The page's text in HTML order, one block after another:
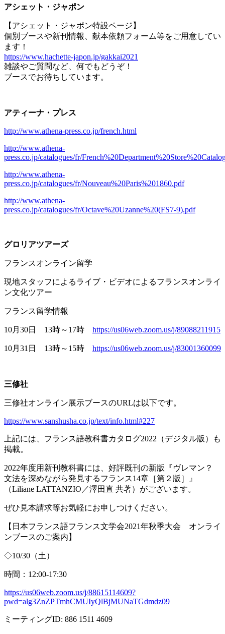
アシェット・ジャポン
【アシェット・ジャポン特設ページ】
個別ブースや新刊情報、献本依頼フォーム等をご用意してい
ます！
https://www.hachette-japon.jp/gakkai2021
雑談やご質問など、何でもどうぞ！
ブースでお待ちしています。
アティーナ・プレス
http://www.athena-press.co.jp/french.html
http://www.athena-
press.co.jp/catalogues/fr/
http://www.athena-
press.co.jp/catalogues/fr/Nouveau%20Paris%201860.pdf
http://www.athena-
press.co.jp/catalogues/fr/Octave%20Uzanne%20(FS7-9).pdf
グロリアツアーズ
フランスオンライン留学
現地スタッフによるライブ・ビデオによるフランスオンライ
ン文化ツアー
フランス留学情報
10月 30日 13時～ 17時 https://us06web.zoom.us/j/89088211915
10月 31 日 13時～ 15時 https://us06web.zoom.us/j/83001360099
三修社
三修社オンライン展示ブースのURLは以下です。
https://www.sanshusha.co.jp/text/info.html#227
上記には、フランス語教科書カタログ2022 （デジタル版）も
掲載。
2022年度用新刊教科書には、好評既刊の新版『ヴレマン？
文法を深めながら発見するフランス14章［第２版］』
（Liliane LATTANZIO ／澤田直 共著）がございます。
ぜひ見本請求等お気軽にお申しつけください。
【日本フランス語フランス文学会2021年秋季大会 オンライ
ンブースのご案内】
◇10/30 （土）
時間： 12:00-17:30
https://us06web.zoom.us/j/88615114609?
pwd=alg3ZnZPTmhCMUIyQlBjMUNaTGdmdz09
ミーティングID: 886 1511 4609